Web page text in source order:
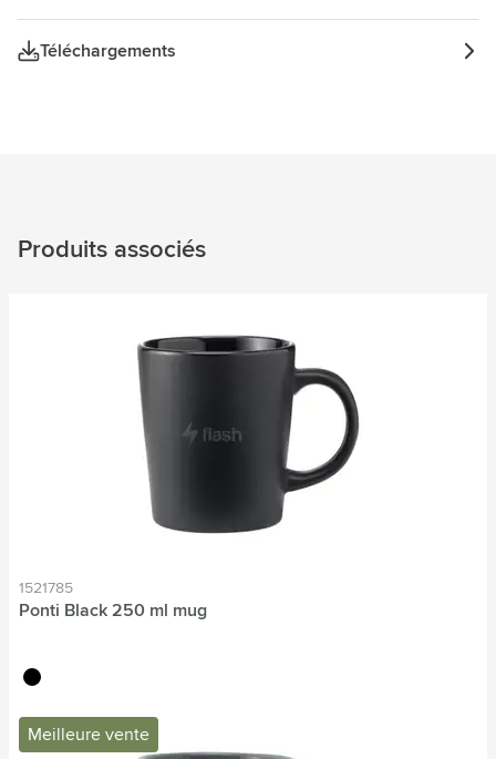
Téléchargements
Produits associés
1521785
Ponti Black 250 ml mug
noir
Meilleure vente